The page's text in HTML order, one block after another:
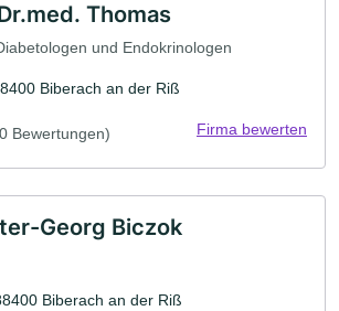
Thomas
und Endokrinologen
Biberach an der Riß
Bewertungen) Firma bewerten
Georg Biczok
Biberach an der Riß